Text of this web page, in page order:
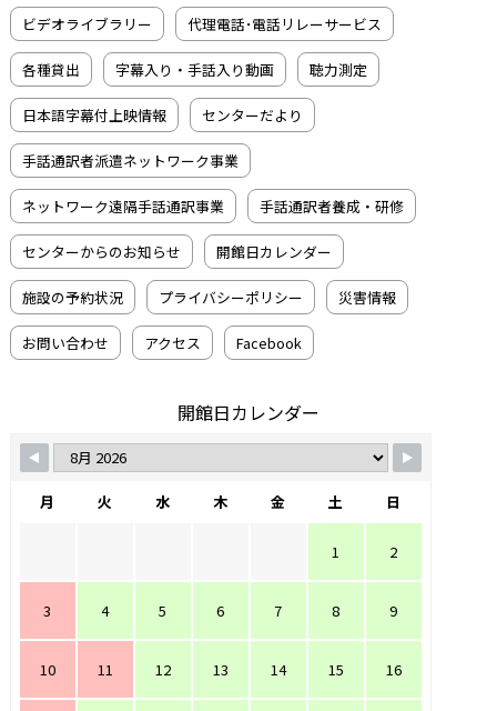
ビデオライブラリー 代理電話･電話リレーサービス
各種貸出 字幕入り・手話入り動画 聴力測定
日本語字幕付上映情報 センターだより
手話通訳者派遣ネットワーク事業
ネットワーク遠隔手話通訳事業 手話通訳者養成・研修
センターからのお知らせ 開館日カレンダー
施設の予約状況 プライバシーポリシー 災害情報
お問い合わせ アクセス Facebook
開館日カレンダー
月 火 水 木 金 土 日
1 2
3 4 5 6 7 8 9
10 11 12 13 14 15 16